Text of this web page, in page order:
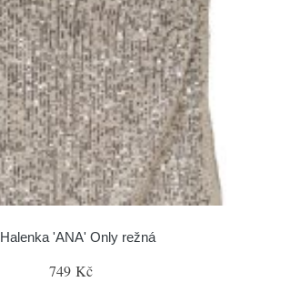
Halenka 'ANA' Only režná
749 Kč